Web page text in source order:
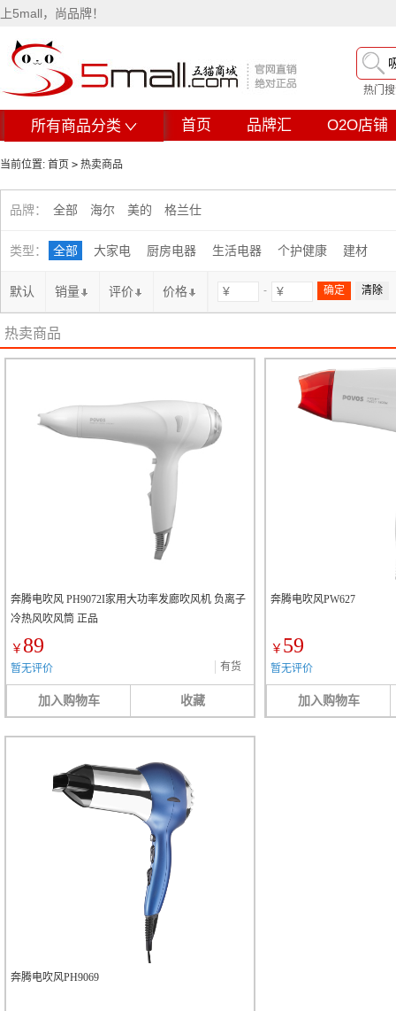
上5mall，尚品牌！
热门
所有商品分类 首页 品牌汇 O2O店铺
当前位置: 首页 > 热卖商品
品牌： 全部 海尔 美的 格兰仕
类型： 全部 大家电 厨房电器 生活电器 个护健康 建材
默认 销量 评价 价格 -
热卖商品
奔腾电吹风 PH9072I家用大功率发廊吹风机 负离子
冷热风吹风筒 正品
￥ 89
暂无评价 有货
加入购物车 收藏
奔腾电吹风PW627
￥ 59
暂无评价
加入购物车
奔腾电吹风PH9069